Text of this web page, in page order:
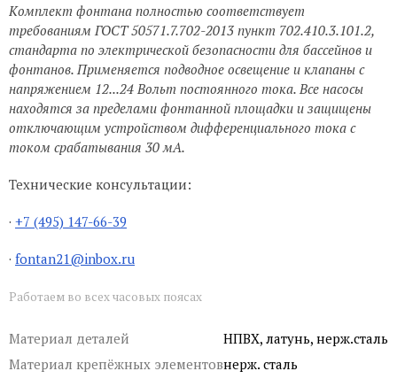
Комплект фонтана полностью соответствует
требованиям ГОСТ 50571.7.702-2013 пункт 702.410.3.101.2,
стандарта по электрической безопасности для бассейнов и
фонтанов. Применяется подводное освещение и клапаны с
напряжением 12...24 Вольт постоянного тока. Все насосы
находятся за пределами фонтанной площадки и защищены
отключающим устройством дифференциального тока с
током срабатывания 30 мА.
Технические консультации:
· +7 (495) 147-66-39
· fontan21@inbox.ru
Работаем во всех часовых поясах
Материал деталей
НПВХ, латунь, нерж.сталь
Материал крепёжных элементовнерж. сталь